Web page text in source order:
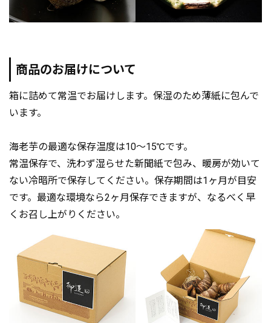
商品のお届けについて
箱に詰めて常温でお届けします。保湿のため薄紙に包んで
います。
海老芋の最適な保存温度は10～15℃です。
常温保存で、洗わず湿らせた新聞紙で包み、暖房が効いて
ない冷暗所で保存してください。保存期間は1ヶ月が目安
です。最適な環境なら2ヶ月保存できますが、なるべく早
くお召し上がりください。